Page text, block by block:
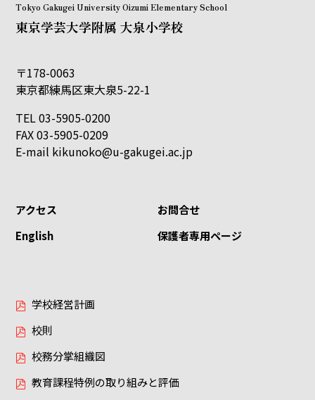
Tokyo Gakugei University Oizumi Elementary School
東京学芸大学附属 大泉小学校
〒178-0063
東京都練馬区東大泉5-22-1
TEL 03-5905-0200
FAX 03-5905-0209
E-mail kikunoko@u-gakugei.ac.jp
アクセス
お問合せ
English
保護者専用ページ
学校経営計画
校則
校務分掌組織図
教育課程特例の取り組みと評価